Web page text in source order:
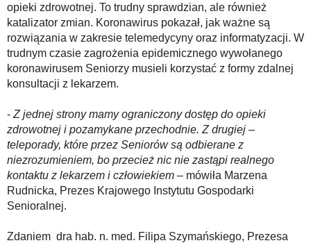
opieki zdrowotnej. To trudny sprawdzian, ale również
katalizator zmian. Koronawirus pokazał, jak ważne są
rozwiązania w zakresie telemedycyny oraz informatyzacji. W
trudnym czasie zagrożenia epidemicznego wywołanego
koronawirusem Seniorzy musieli korzystać z formy zdalnej
konsultacji z lekarzem.
- Z jednej strony mamy ograniczony dostęp do opieki
zdrowotnej i pozamykane przechodnie. Z drugiej –
teleporady, które przez Seniorów są odbierane z
niezrozumieniem, bo przecież nic nie zastąpi realnego
kontaktu z lekarzem i człowiekiem – mówiła Marzena
Rudnicka, Prezes Krajowego Instytutu Gospodarki
Senioralnej.
Zdaniem dra hab. n. med. Filipa Szymańskiego, Prezesa